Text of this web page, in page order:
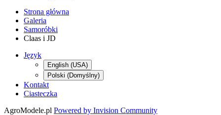
Strona główna
Galeria
Samoróbki
Claas i JD
Język
English (USA)
Polski (Domyślny)
Kontakt
Ciasteczka
AgroModele.pl Powered by Invision Community